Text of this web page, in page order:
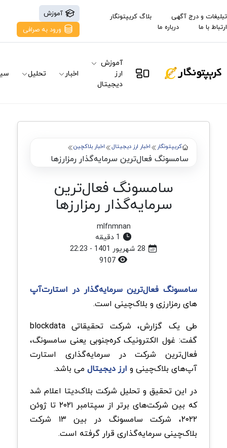
تبلیغات و درج آگهی
بلاگ کریپتونگار
ارتباط با ما
درباره ما
آموزش
ورود به صرافی
آموزش
ارز
دیجیتال
اخبار تحلیل
کریپتونگار اخبار ارز دیجیتال اخبار بلاکچین
سامسونگ فعال‌‌ترین سرمایه‌‌گذار رمزارزها
سامسونگ فعال‌‌ترین
سرمایه‌‌گذار رمزارزها
mlfnmnan
سامسونگ فعال‌‌ترین سرمایه‌‌گذار در استارت‌‌آپ‌
های رمزارزی و بلاک‌چینی است.
طی یک گزارش، شرکت تحقیقاتی blockdata
گفت: غول الکترونیک کره‌جنوبی یعنی سامسونگ،
فعال‌ترین شرکت در سرمایه‌گذاری استارت
آپ‌های بلاک‌چینی و ارز دیجیتال می باشد.
در این تحقیق و تحلیل شرکت بلاک‌دیتا اعلام شد
که بین شرکت‌های برتر از سپتامبر ۲۰۲۱ تا ژوئن
۲۰۲۲، شرکت سامسونگ در بین ۱۳ شرکت
بلاک‌چینی سرمایه‌گذاری قرار گرفته است.